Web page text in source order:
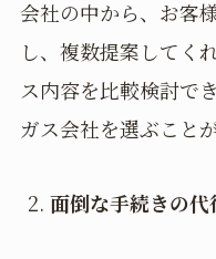
会社の中から、お客
し、複数提案してく
ス内容を比較検討で
ガス会社を選ぶこと
面倒な手続きの代